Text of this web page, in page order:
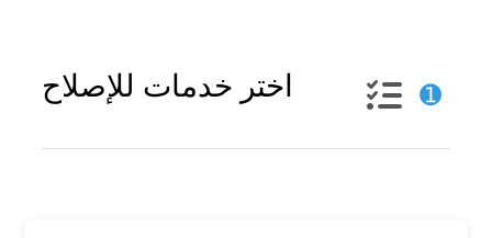
➊ اختر خدمات للإصلاح